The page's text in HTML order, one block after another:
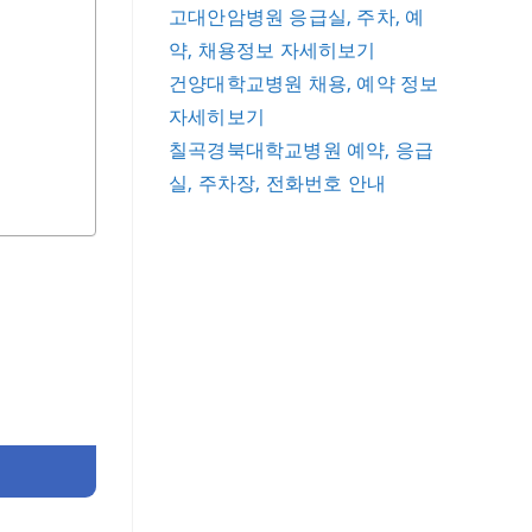
고대안암병원 응급실, 주차, 예
약, 채용정보 자세히보기
건양대학교병원 채용, 예약 정보
자세히보기
칠곡경북대학교병원 예약, 응급
실, 주차장, 전화번호 안내